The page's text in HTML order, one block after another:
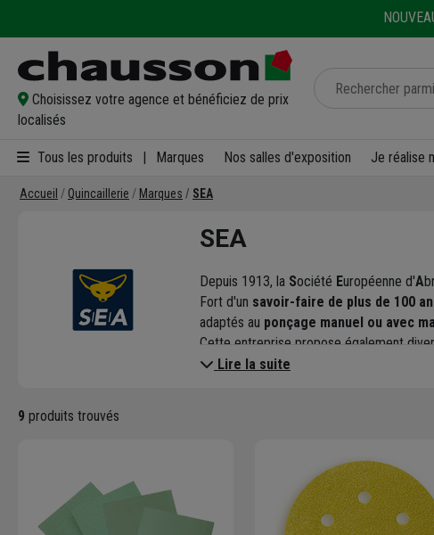
Choisissez votre agence et bénéficiez de prix
localisés
Tous les produits Marques Nos salles d'exposition Je réalise
Accueil Quincaillerie Marques SEA
SEA
Depuis 1913, la Société Européenne d'A
Fort d'un savoir-faire de plus de 100
adaptés au ponçage manuel ou avec
Cette entreprise propose également
Lire la suite
9 produits trouvés